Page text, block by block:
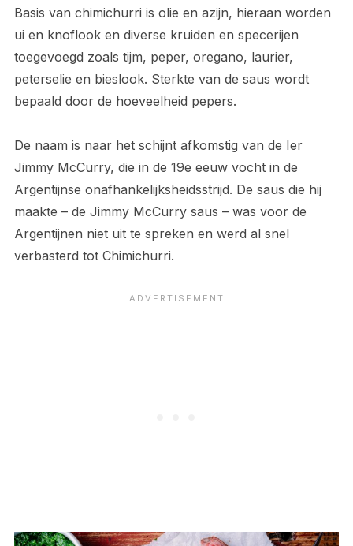
Basis van chimichurri is olie en azijn, hieraan worden
ui en knoflook en diverse kruiden en specerijen
toegevoegd zoals tijm, peper, oregano, laurier,
peterselie en bieslook. Sterkte van de saus wordt
bepaald door de hoeveelheid pepers.
De naam is naar het schijnt afkomstig van de Ier
Jimmy McCurry, die in de 19e eeuw vocht in de
Argentijnse onafhankelijksheidsstrijd. De saus die hij
maakte – de Jimmy McCurry saus – was voor de
Argentijnen niet uit te spreken en werd al snel
verbasterd tot Chimichurri.